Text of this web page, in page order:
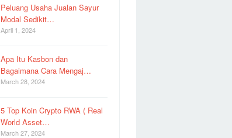
Peluang Usaha Jualan Sayur
Modal Sedikit…
April 1, 2024
Apa Itu Kasbon dan
Bagaimana Cara Mengaj…
March 28, 2024
5 Top Koin Crypto RWA ( Real
World Asset…
March 27, 2024